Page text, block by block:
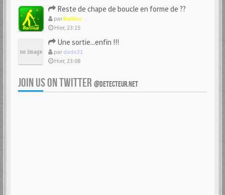
Reste de chape de boucle en forme de ??
parBaillius
Hier, 23:15
Une sortie...enfin !!!
par dado31
Hier, 23:08
JOIN US ON TWITTER @DETECTEUR.NET